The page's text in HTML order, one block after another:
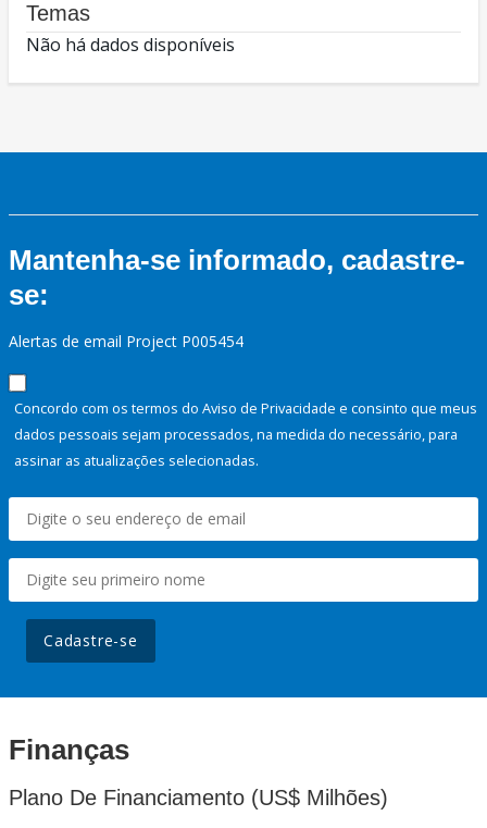
Temas
Não há dados disponíveis
Mantenha-se informado, cadastre-
se:
Alertas de email Project P005454
Concordo com os termos do Aviso de Privacidade e consinto que meus
dados pessoais sejam processados, na medida do necessário, para
assinar as atualizações selecionadas.
Cadastre-se
Finanças
Plano De Financiamento (US$ Milhões)